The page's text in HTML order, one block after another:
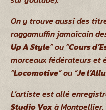
On y trouve aussi des
raggamuffin jamaïcain
Up A Style” ou “Cours
morceaux fédérateurs et
“Locomotive” ou “Je
L’artiste est allé
Studio Voxà Montpellier.